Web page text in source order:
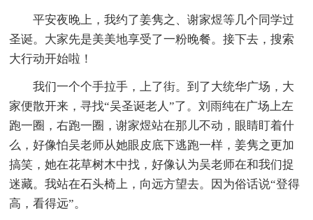
平安夜晚上，我约了姜隽之、谢家煜等几个同学过
圣诞。大家先是美美地享受了一粉晚餐。接下去，搜索
大行动开始啦！
我们一个个手拉手，上了街。到了大统华广场，大
家便散开来，寻找“吴圣诞老人”了。刘雨纯在广场上左
跑一圈，右跑一圈，谢家煜站在那儿不动，眼睛盯着什
么，好像怕吴老师从她眼皮底下逃跑一样，姜隽之更加
搞笑，她在花草树木中找，好像认为吴老师在和我们捉
迷藏。我站在石头椅上，向远方望去。因为俗话说“登得
高，看得远”。